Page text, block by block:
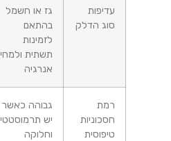
סוג הדלק
גז או חשמל
בהתאם
תשתית ולמחיר
גבוהה כאשר
יש תרמוסטטים
וחלוקה